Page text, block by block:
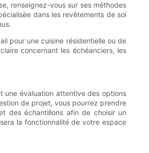
renseignez-vous sur ses méthodes
dans les revêtements de sol
pour une cuisine résidentielle ou de
concernant les échéanciers, les
une évaluation attentive des options
de projet, vous pourrez prendre
des échantillons afin de choisir un
la fonctionnalité de votre espace